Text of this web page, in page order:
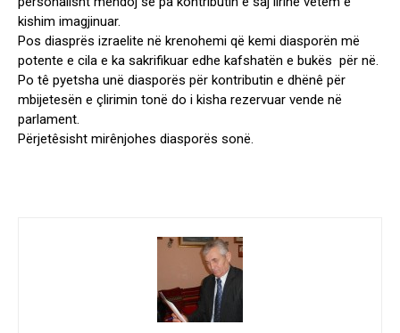
kishim imagjinuar.
Pos diasprës izraelite në krenohemi që kemi diasporën më
potente e cila e ka sakrifikuar edhe kafshatën e bukës për në.
Po tê pyetsha unë diasporës për kontributin e dhënê për
mbijetesën e çlirimin tonë do i kisha rezervuar vende në
parlament.
Përjetêsisht mirênjohes diasporës sonë.